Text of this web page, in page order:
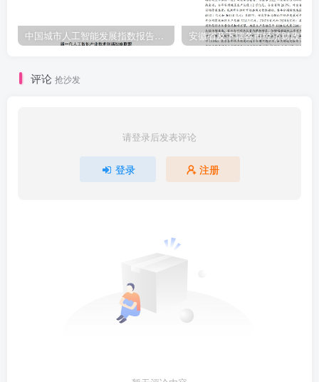
评论 抢沙发
请登录后发表评论
登录 注册